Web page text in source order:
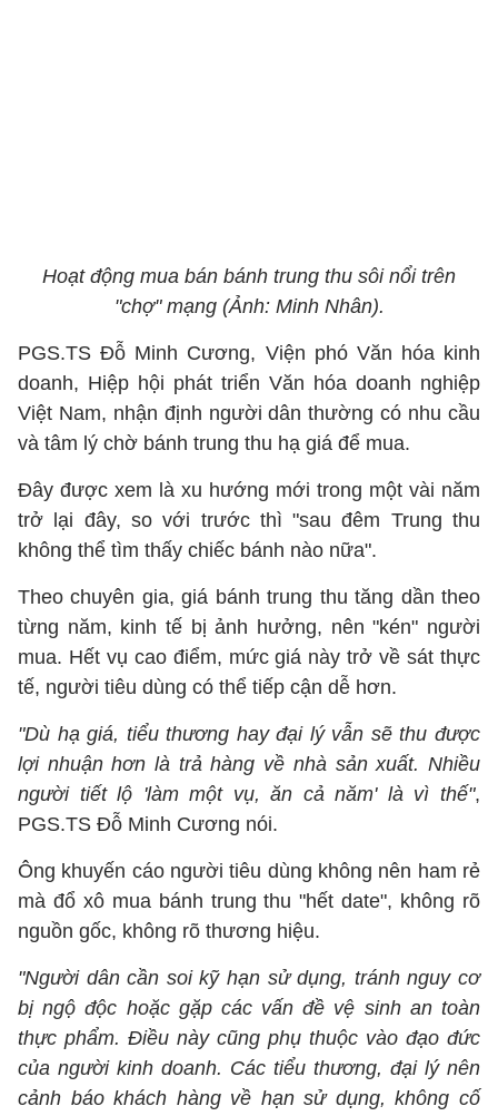
Hoạt động mua bán bánh trung thu sôi nổi trên
"chợ" mạng (Ảnh: Minh Nhân).
PGS.TS Đỗ Minh Cương, Viện phó Văn hóa kinh
doanh, Hiệp hội phát triển Văn hóa doanh nghiệp
Việt Nam, nhận định người dân thường có nhu cầu
và tâm lý chờ bánh trung thu hạ giá để mua.
Đây được xem là xu hướng mới trong một vài năm
trở lại đây, so với trước thì "sau đêm Trung thu
không thể tìm thấy chiếc bánh nào nữa".
Theo chuyên gia, giá bánh trung thu tăng dần theo
từng năm, kinh tế bị ảnh hưởng, nên "kén" người
mua. Hết vụ cao điểm, mức giá này trở về sát thực
tế, người tiêu dùng có thể tiếp cận dễ hơn.
"Dù hạ giá, tiểu thương hay đại lý vẫn sẽ thu được
lợi nhuận hơn là trả hàng về nhà sản xuất. Nhiều
người tiết lộ 'làm một vụ, ăn cả năm' là vì thế",
PGS.TS Đỗ Minh Cương nói.
Ông khuyến cáo người tiêu dùng không nên ham rẻ
mà đổ xô mua bánh trung thu "hết date", không rõ
nguồn gốc, không rõ thương hiệu.
"Người dân cần soi kỹ hạn sử dụng, tránh nguy cơ
bị ngộ độc hoặc gặp các vấn đề vệ sinh an toàn
thực phẩm. Điều này cũng phụ thuộc vào đạo đức
của người kinh doanh. Các tiểu thương, đại lý nên
cảnh báo khách hàng về hạn sử dụng, không cố